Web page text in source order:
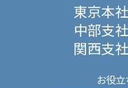
東京本社
中部支社
関西支社
お役